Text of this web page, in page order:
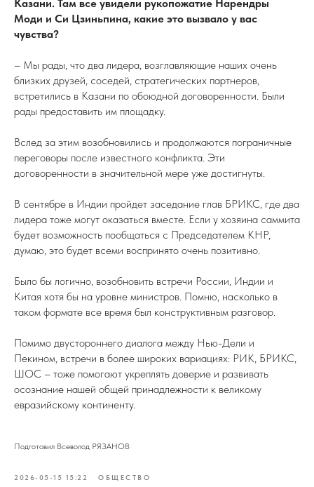
Казани. Там все увидели рукопожатие Нарендры
Моди и Си Цзиньпина, какие это вызвало у вас
чувства?
– Мы рады, что два лидера, возглавляющие наших очень
близких друзей, соседей, стратегических партнеров,
встретились в Казани по обоюдной договоренности. Были
рады предоставить им площадку.
Вслед за этим возобновились и продолжаются пограничные
переговоры после известного конфликта. Эти
договоренности в значительной мере уже достигнуты.
В сентябре в Индии пройдет заседание глав БРИКС, где два
лидера тоже могут оказаться вместе. Если у хозяина саммита
будет возможность пообщаться с Председателем КНР,
думаю, это будет всеми воспринято очень позитивно.
Было бы логично, возобновить встречи России, Индии и
Китая хотя бы на уровне министров. Помню, насколько в
таком формате все время был конструктивным разговор.
Помимо двустороннего диалога между Нью-Дели и
Пекином, встречи в более широких вариациях: РИК, БРИКС,
ШОС – тоже помогают укреплять доверие и развивать
осознание нашей общей принадлежности к великому
евразийскому континенту.
Подготовил Всеволод РЯЗАНОВ
2026-05-15 15:22 ОБЩЕСТВО